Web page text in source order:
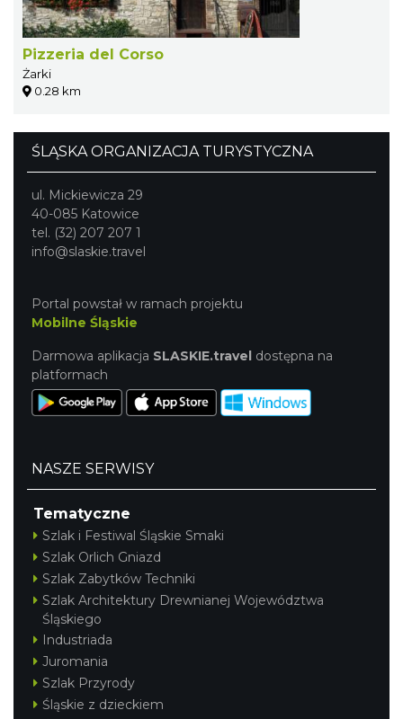
Pizzeria del Corso
Żarki
0.28 km
ŚLĄSKA ORGANIZACJA TURYSTYCZNA
ul. Mickiewicza 29
40-085 Katowice
tel. (32) 207 207 1
info@slaskie.travel
Portal powstał w ramach projektu
Mobilne Śląskie
Darmowa aplikacja SLASKIE.travel dostępna na
platformach
NASZE SERWISY
Tematyczne
Szlak i Festiwal Śląskie Smaki
Szlak Orlich Gniazd
Szlak Zabytków Techniki
Szlak Architektury Drewnianej Województwa
Śląskiego
Industriada
Juromania
Szlak Przyrody
Śląskie z dzieckiem